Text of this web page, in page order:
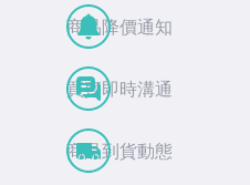
商品降價通知
買賣即時溝通
商品到貨動態